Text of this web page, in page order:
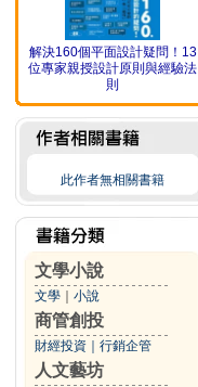
解決160個平面設計疑問！13
位專家親授設計原則與經驗法
則
此作者無相關書籍
文學小說
文學 小說
商管創投
財經投資 行銷企管
人文藝坊